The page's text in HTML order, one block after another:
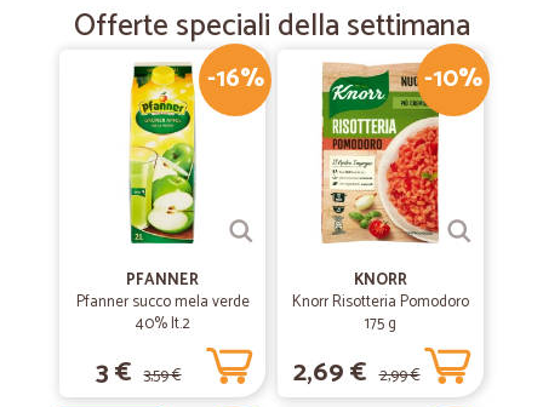
Offerte speciali della settimana
-16%
PFANNER
Pfanner succo mela verde
40% lt.2
3 € 3,59 €
-10%
KNORR
Knorr Risotteria Pomodoro
175 g
2,69 € 2,99 €